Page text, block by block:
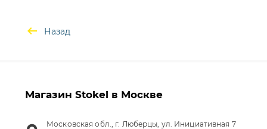
Назад
Магазин Stokel в Москве
Московская обл., г. Люберцы, ул. Инициативная 7